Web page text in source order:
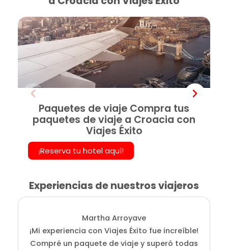
Paquetes de viaje Compra tus
paquetes de viaje a Croacia con
Viajes Éxito
¡Reserva tu hotel aquí!
Experiencias de nuestros viajeros
Martha Arroyave
¡Mi experiencia con Viajes Éxito fue increíble!
Compré un paquete de viaje y superó todas